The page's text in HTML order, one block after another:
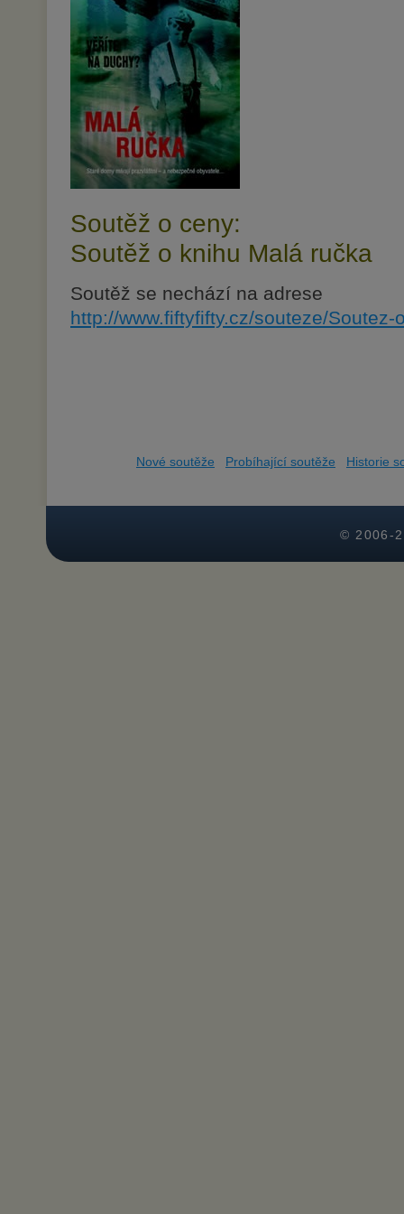
Soutěž o ceny:
Soutěž o knihu Malá ručka
Soutěž se nechází na adrese
http://www.fiftyfifty.cz/souteze/
Nové soutěže Probíhající soutěže Historie
© 2006-